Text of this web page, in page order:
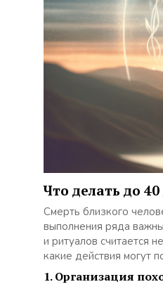
Что делать до
Смерть близкого
выполнения ряда
и ритуалов считается
какие действия могут
1. Организация